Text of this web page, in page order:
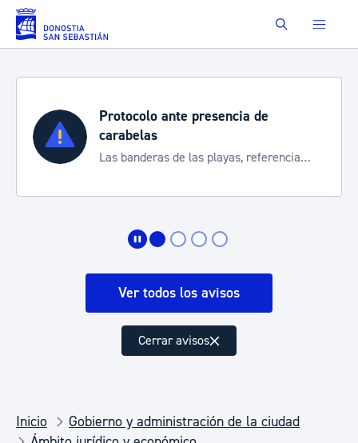
Saltar al contenido principal Buscar
Protocolo ante presencia de
carabelas
Las banderas de las playas, referencia
Ver todos los avisos
Cerrar avisos
Inicio
Gobierno y administración de la ciudad